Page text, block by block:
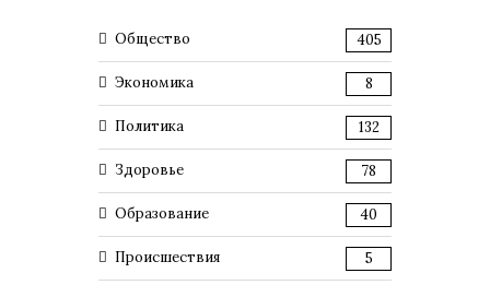
Общество 405
Экономика 8
Политика 132
Здоровье 78
Образование 40
Происшествия 5